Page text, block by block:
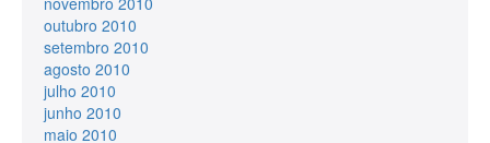
outubro 2010
setembro 2010
agosto 2010
julho 2010
junho 2010
maio 2010